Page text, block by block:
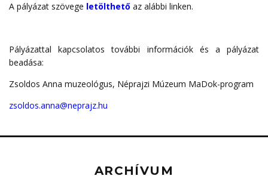
A pályázat szövege letölthető az alábbi linken.
Pályázattal kapcsolatos további információk és a pályázat
beadása:
Zsoldos Anna muzeológus, Néprajzi Múzeum MaDok-program
zsoldos.anna@neprajz.hu
ARCHÍVUM